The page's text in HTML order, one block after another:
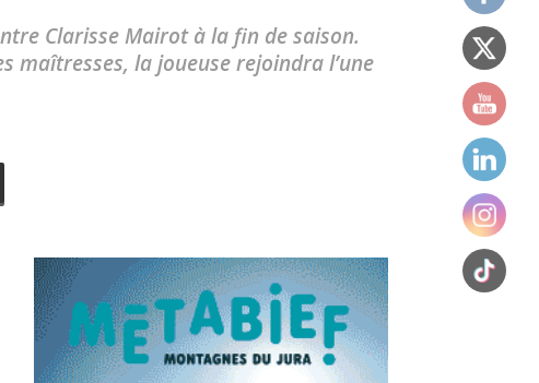
Clarisse Mairot à la fin de saison.
maîtresses, la joueuse rejoindra l’une